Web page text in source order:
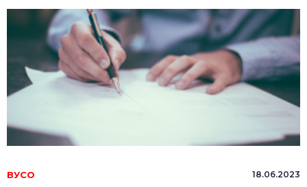
ВУСО 18.06.2023